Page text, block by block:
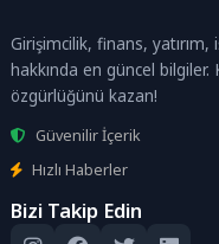
Girişimcilik, finans,
hakkında en güncel bilgiler.
özgürlüğünü kazan!
Güvenilir İçerik
Hızlı Haberler
Bizi Takip Edin